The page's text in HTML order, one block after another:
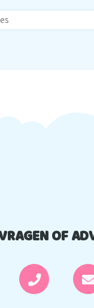
OF